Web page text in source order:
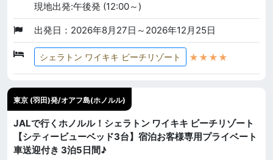
現地出発:午後発 (12:00～)
出発日：2026年8月27日～2026年12月25日
シェラトン ワイキキ ビーチリゾート ★★★★
東京 (羽田)発/オアフ島(ホノルル)
JALで行くホノルル！シェラトン ワイキキ ビーチリゾート
【シティービューベッド3台】宿泊お客様専用プライベート
車送迎付き 3泊5日間♪